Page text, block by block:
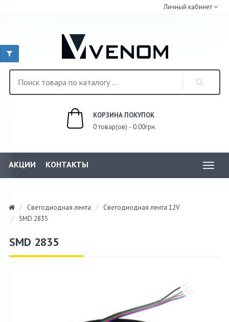
Личный кабинет
КОРЗИНА ПОКУПОК
0 товар(ов) - 0.00грн.
АКЦИИ КОНТАКТЫ
Светодиодная лента
Светодиодная лента 12V
SMD 2835
SMD 2835